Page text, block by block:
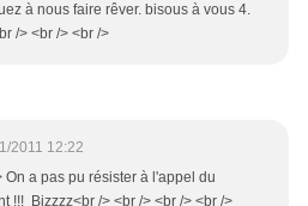
à nous faire rêver. bisous à vous 4.
/> <br /> <br />
2011 12:22
On a pas pu résister à l'appel du
!!! Bizzzz<br /> <br /> <br /> <br />